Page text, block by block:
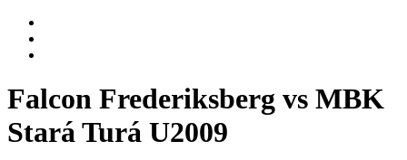
Falcon Frederiksberg vs MBK
Stará Turá U2009